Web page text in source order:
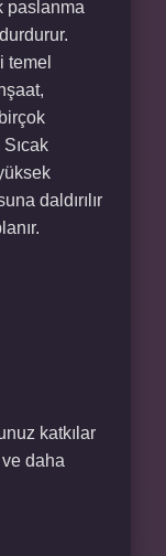
paslanma
temel
daldırılır
katkılar
ve daha